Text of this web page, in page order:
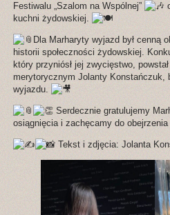
Festiwalu „Szalom na Wspólnej”
kuchni żydowskiej.
Dla Marharyty wyjazd był cenną
historii społeczności żydowskiej.
który przyniósł jej zwycięstwo,
merytorycznym Jolanty Konstańczuk,
wyjazdu.
Serdecznie gratulujemy
osiągnięcia i zachęcamy do
Tekst i zdjęcia: Jolanta